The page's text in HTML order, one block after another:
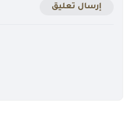
إرسال تعليق